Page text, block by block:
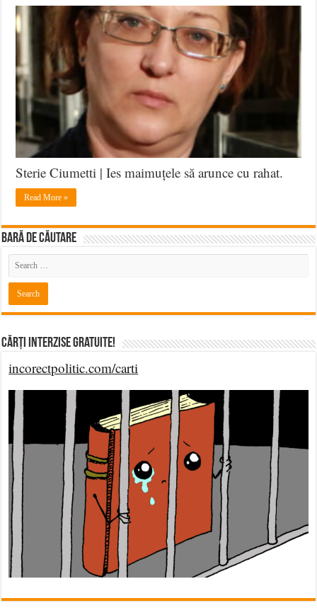
Sterie Ciumetti | Ies maimuțele să arunce cu rahat.
Read More »
BARĂ DE CĂUTARE
Cărți Interzise Gratuite!
incorectpolitic.com/carti